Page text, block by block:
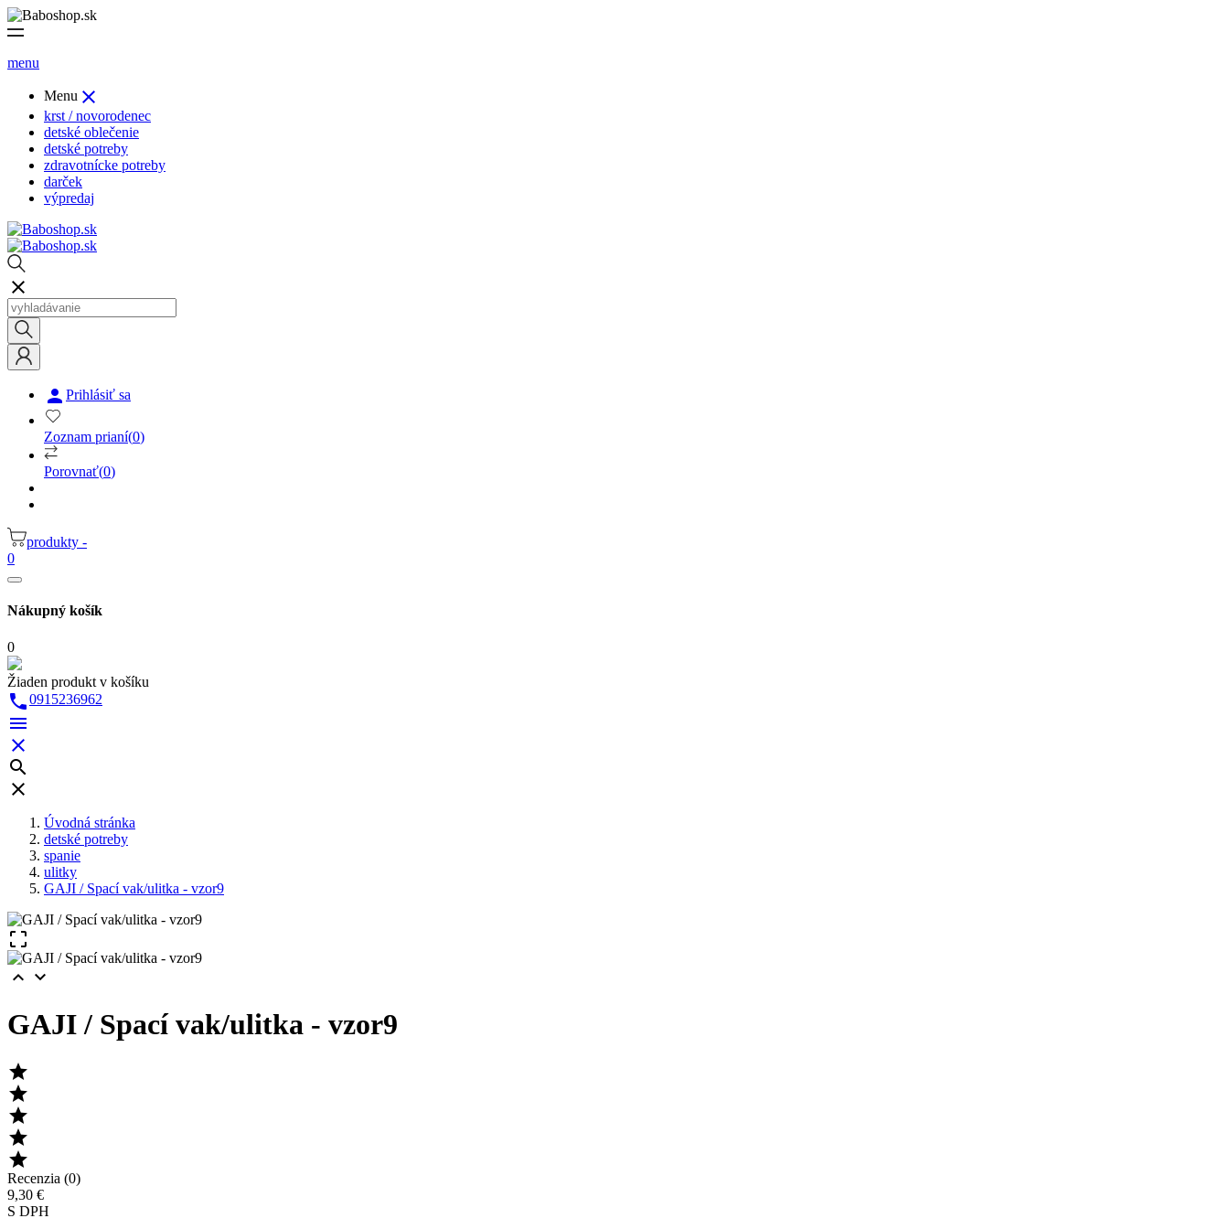
menu
Menu 
krst / novorodenec
detské oblečenie
detské potreby
zdravotnícke potreby
darček
výpredaj

 Prihlásiť sa
Zoznam prianí(0)
Porovnať(0)
produkty -
0
Nákupný košík
0
Žiaden produkt v košíku
0915236962




Úvodná stránka
detské potreby
spanie
ulitky
GAJI / Spací vak/ulitka - vzor9

 
GAJI / Spací vak/ulitka - vzor9





Recenzia (0)
9,30 €
S DPH